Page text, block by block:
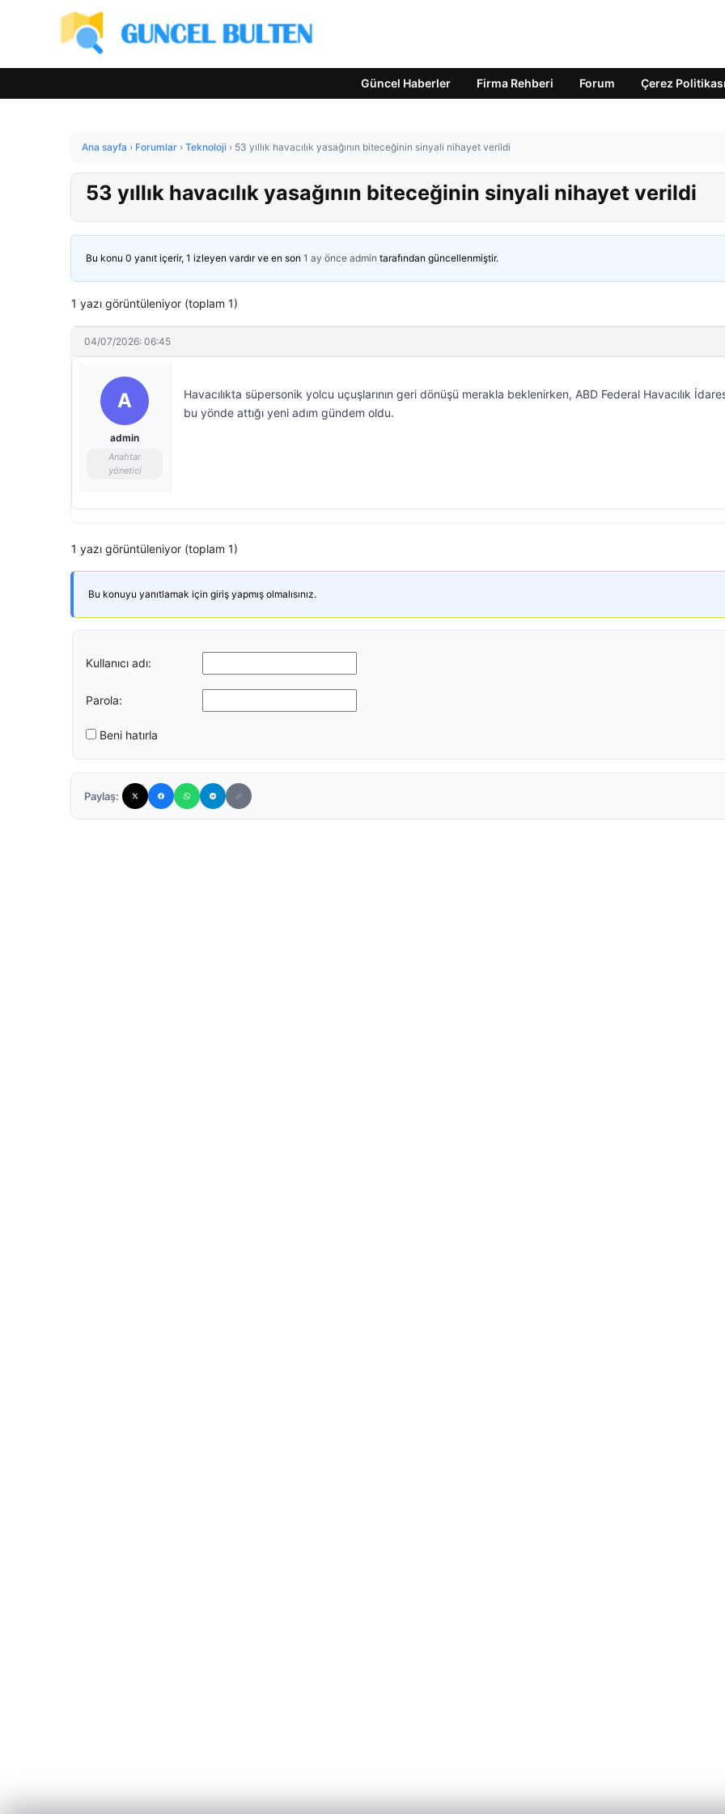
Güncel Haberler Firma Rehberi Forum Çerez Politikası
Ana sayfa › Forumlar › Teknoloji › 53 yıllık havacılık yasağının biteceğinin sinyali nihayet verildi
53 yıllık havacılık yasağının biteceğinin sinyali nihayet verildi
Bu konu 0 yanıt içerir, 1 izleyen vardır ve en son 1 ay önce admin tarafından güncellenmiştir.
1 yazı görüntüleniyor (toplam 1)
04/07/2026: 06:45
A
admin
Anahtar
yönetici
Havacılıkta süpersonik yolcu uçuşlarının geri dönüşü merakla beklenirken, ABD Federal Havacılık
bu yönde attığı yeni adım gündem oldu.
1 yazı görüntüleniyor (toplam 1)
Bu konuyu yanıtlamak için giriş yapmış olmalısınız.
Kullanıcı adı:
Parola:
Beni hatırla
Paylaş: